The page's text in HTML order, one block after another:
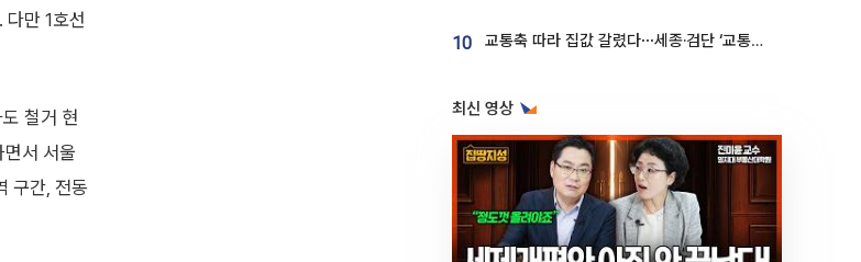
만 1호선
철거 현
서 서울
구간, 전동
10 교통축 따라 집값 갈렸다⋯세종·검단 ‘교통 프리미엄’ 뚜렷
최신 영상